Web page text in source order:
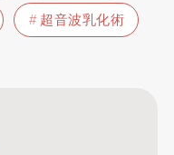
超音波乳化術